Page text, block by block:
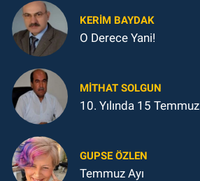
KERIM BAYDAK
O Derece Yani!
MITHAT SOLGUN
10. Yılında 15 Temmuz
GUPSE ÖZLEN
Temmuz Ayı